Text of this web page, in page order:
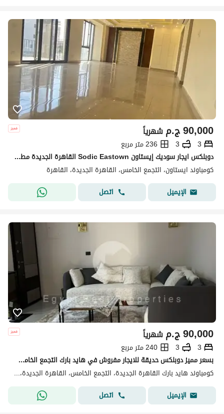
ج.م90,000 شهرياً
3
3
236 متر مربع
دوبلكس ايجار سوديك إيستاون Sodic Eastown القاهرة الجديدة مطبخ وتكييفات وغرفة مربية 236 متر 3 غرف نوم 3 حمامات موقع مميز
كومباوند ايستاون، التجمع الخامس، القاهرة الجديدة، القاهرة
الإيميل
اتصل
ج.م90,000 شهرياً
3
3
240 متر مربع
بسعر مميز دوبلكس حديقة للايجار مفروش في هايد بارك التجمع الخامس Hyde Park New Cairo
كومباوند هايد بارك القاهرة الجديدة، التجمع الخامس، القاهرة الجديدة، القاهرة
الإيميل
اتصل